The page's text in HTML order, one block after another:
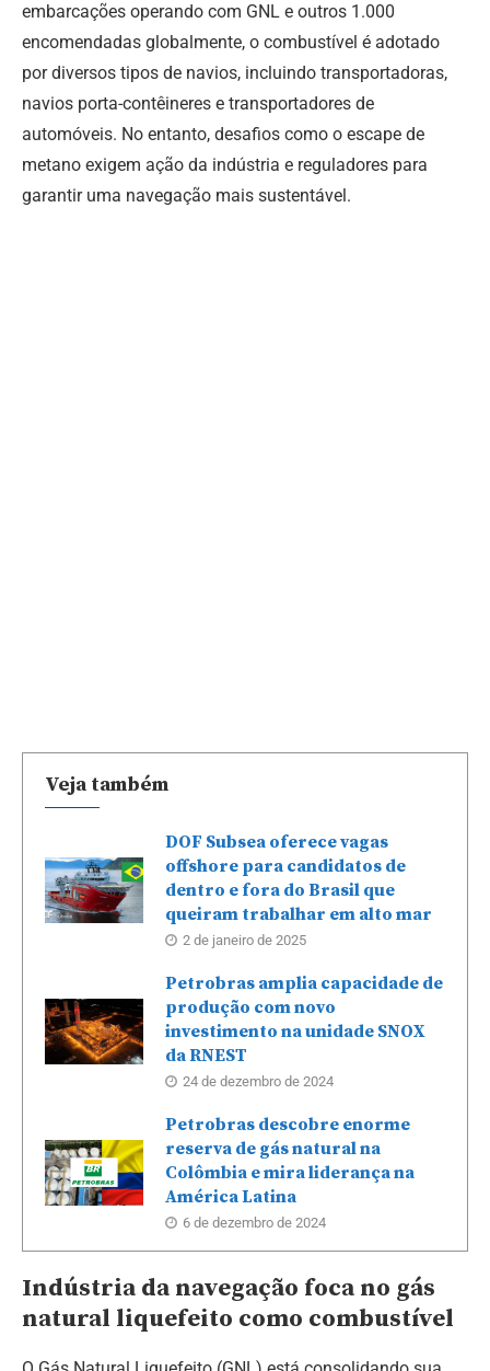
embarcações operando com GNL e outros 1.000
encomendadas globalmente, o combustível é adotado
por diversos tipos de navios, incluindo transportadoras,
navios porta-contêineres e transportadores de
automóveis. No entanto, desafios como o escape de
metano exigem ação da indústria e reguladores para
garantir uma navegação mais sustentável.
Veja também
DOF Subsea oferece vagas
offshore para candidatos de
dentro e fora do Brasil que
queiram trabalhar em alto mar
2 de janeiro de 2025
Petrobras amplia capacidade de
produção com novo
investimento na unidade SNOX
da RNEST
24 de dezembro de 2024
Petrobras descobre enorme
reserva de gás natural na
Colômbia e mira liderança na
América Latina
6 de dezembro de 2024
Indústria da navegação foca no gás
natural liquefeito como combustível